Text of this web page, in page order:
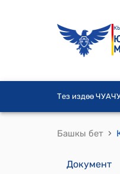
Тез издөө ЧУА
Башкы бет ›
Документ